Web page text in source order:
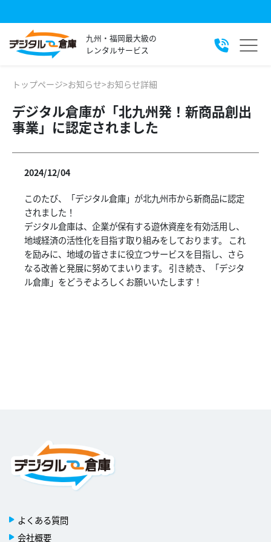
九州・福岡最大級の
レンタルサービス
トップページ>お知らせ>お知らせ詳細
デジタル倉庫が「北九州発！新商品創出
事業」に認定されました
2024/12/04
このたび、「デジタル倉庫」が北九州市から新商品に認定
されました！
デジタル倉庫は、企業が保有する遊休資産を有効活用し、
地域経済の活性化を目指す取り組みをしております。 これ
を励みに、地域の皆さまに役立つサービスを目指し、さら
なる改善と発展に努めてまいります。 引き続き、「デジタ
ル倉庫」をどうぞよろしくお願いいたします！
よくある質問
会社概要